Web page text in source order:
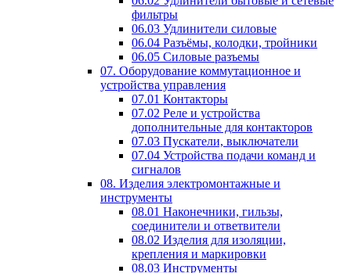
фильтры
06.03 Удлинители силовые
06.04 Разъёмы, колодки, тройники
06.05 Силовые разъемы
07. Оборудование коммутационное и
устройства управления
07.01 Контакторы
07.02 Реле и устройства
дополнительные для контакторов
07.03 Пускатели, выключатели
07.04 Устройства подачи команд и
сигналов
08. Изделия электромонтажные и
инструменты
08.01 Наконечники, гильзы,
соединители и ответвители
08.02 Изделия для изоляции,
крепления и маркировки
08.03 Инструменты